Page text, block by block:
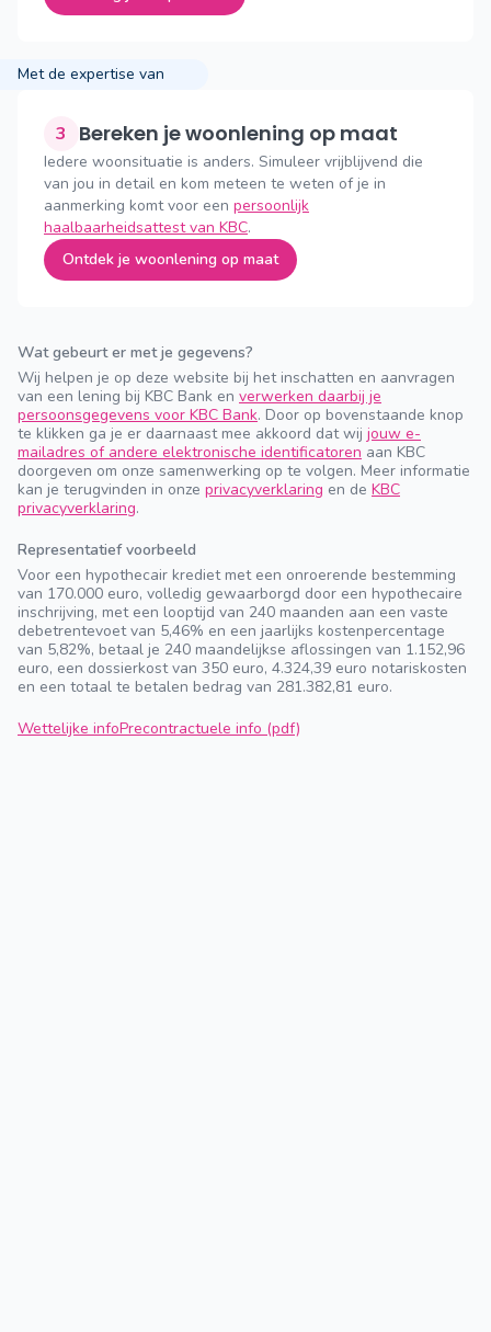
Met de expertise van
3 Bereken je woonlening op maat
Iedere woonsituatie is anders. Simuleer vrijblijvend die
van jou in detail en kom meteen te weten of je in
aanmerking komt voor een persoonlijk
haalbaarheidsattest van KBC.
Ontdek je woonlening op maat
Wat gebeurt er met je gegevens?
Wij helpen je op deze website bij het inschatten en aanvragen
van een lening bij KBC Bank en verwerken daarbij je
persoonsgegevens voor KBC Bank. Door op bovenstaande knop
te klikken ga je er daarnaast mee akkoord dat wij jouw e-
mailadres of andere elektronische identificatoren aan KBC
doorgeven om onze samenwerking op te volgen. Meer informatie
kan je terugvinden in onze privacyverklaring en de KBC
privacyverklaring.
Representatief voorbeeld
Voor een hypothecair krediet met een onroerende bestemming
van 170.000 euro, volledig gewaarborgd door een hypothecaire
inschrijving, met een looptijd van 240 maanden aan een vaste
debetrentevoet van 5,46% en een jaarlijks kostenpercentage
van 5,82%, betaal je 240 maandelijkse aflossingen van 1.152,96
euro, een dossierkost van 350 euro, 4.324,39 euro notariskosten
en een totaal te betalen bedrag van 281.382,81 euro.
Wettelijke infoPrecontractuele info (pdf)